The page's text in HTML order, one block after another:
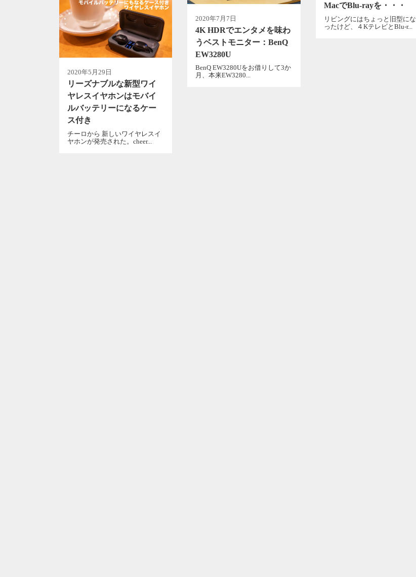
MacでBlu-rayを・・・
リビングにはちょっと旧型にな
ったけど、４KテレビとBlu-r...
2020年7月7日
4K HDRでエンタメを味わ
うベストモニター：BenQ
EW3280U
BenQ EW3280Uをお借りして3か
月、本来EW3280...
2020年5月29日
リーズナブルな新型ワイ
ヤレスイヤホンはモバイ
ルバッテリーになるケー
ス付き
チーロから 新しいワイヤレスイ
ヤホンが発売された。cheer...